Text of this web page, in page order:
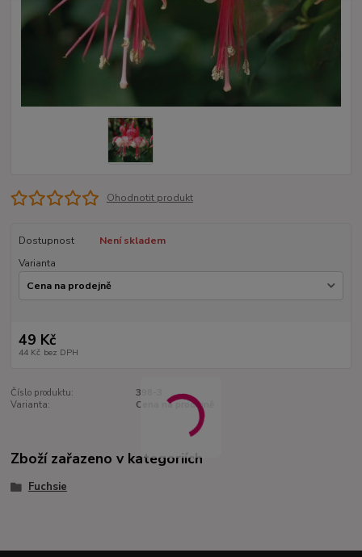
Ohodnotit produkt
Dostupnost
Není skladem
Varianta
49 Kč
44 Kč bez DPH
Číslo produktu:
398-3
Varianta:
Cena na prodejně
Zboží zařazeno v kategoriích
Fuchsie